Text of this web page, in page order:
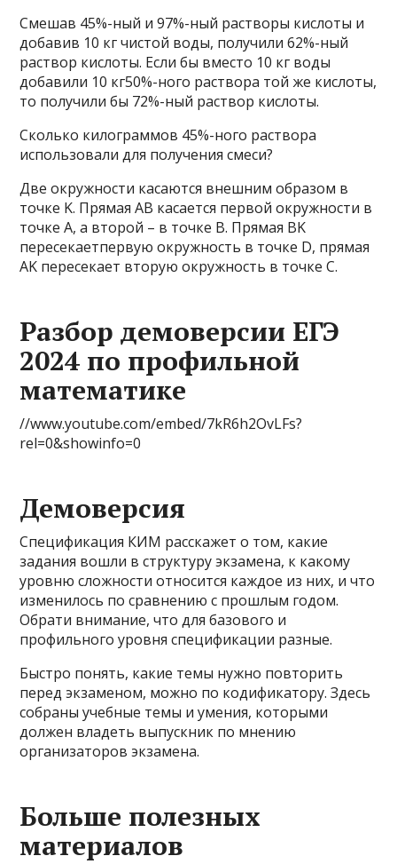
Смешав 45%-ный и 97%-ный растворы кислоты и
добавив 10 кг чистой воды, получили 62%-ный
раствор кислоты. Если бы вместо 10 кг воды
добавили 10 кг50%-ного раствора той же кислоты,
то получили бы 72%-ный раствор кислоты.
Сколько килограммов 45%-ного раствора
использовали для получения смеси?
Две окружности касаются внешним образом в
точке K. Прямая AB касается первой окружности в
точке A, а второй – в точке B. Прямая BK
пересекаетпервую окружность в точке D, прямая
AK пересекает вторую окружность в точке C.
Разбор демоверсии ЕГЭ
2024 по профильной
математике
//www.youtube.com/embed/7kR6h2OvLFs?
rel=0&showinfo=0
Демоверсия
Спецификация КИМ расскажет о том, какие
задания вошли в структуру экзамена, к какому
уровню сложности относится каждое из них, и что
изменилось по сравнению с прошлым годом.
Обрати внимание, что для базового и
профильного уровня спецификации разные.
Быстро понять, какие темы нужно повторить
перед экзаменом, можно по кодификатору. Здесь
собраны учебные темы и умения, которыми
должен владеть выпускник по мнению
организаторов экзамена.
Больше полезных
материалов